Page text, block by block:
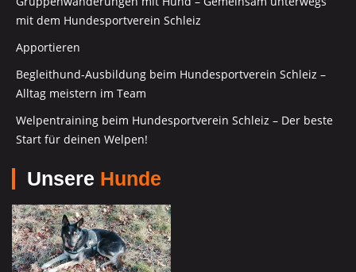
mit dem Hundesportverein Schleiz
Apportieren
Begleithund-Ausbildung beim Hundesportverein Schleiz –
Alltag meistern im Team
Welpentraining beim Hundesportverein Schleiz – Der beste
Start für deinen Welpen!
Unsere Hunde